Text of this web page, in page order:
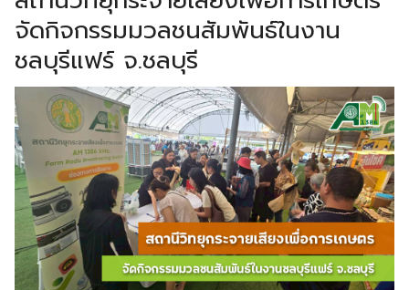
จัดกิจกรรมมวลชนสัมพันธ์ในงาน
ชลบุรีแฟร์ จ.ชลบุรี